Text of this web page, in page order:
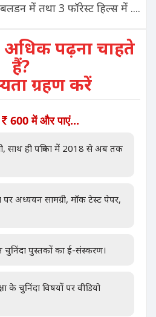
में तथा 3 फॉरेस्ट हिल्स में ....
पढ़ना चाहते
हैं?
ग्रहण करें
600 में और पाएं...
साथ ही पत्रिका में 2018 से अब तक
पर अध्ययन सामग्री, मॉक टेस्ट पेपर,
चुनिंदा पुस्तकों का ई-संस्करण।
के चुनिंदा विषयों पर वीडियो